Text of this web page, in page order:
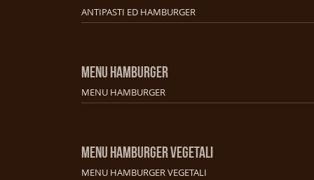
ANTIPASTI ED HAMBURGER
MENU HAMBURGER
MENU HAMBURGER
MENU HAMBURGER VEGETALI
MENU HAMBURGER VEGETALI